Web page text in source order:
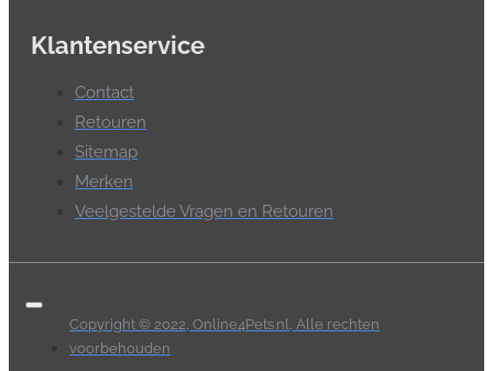
Klantenservice
Contact
Retouren
Sitemap
Merken
Veelgestelde Vragen en Retouren
Copyright © 2022, Online4Pets.nl, Alle rechten
voorbehouden